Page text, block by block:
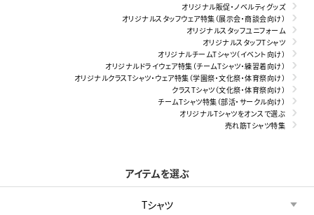
オリジナル販促・ノベルティグッズ
オリジナルスタッフウェア特集（展示会・商談会向け）
オリジナルスタッフユニフォーム
オリジナルスタッフTシャツ
オリジナルチームTシャツ（イベント向け）
オリジナルドライウェア特集（チームTシャツ・練習着向け）
オリジナルクラスTシャツ・ウェア特集（学園祭・文化祭・体育祭向け）
クラスTシャツ（文化祭・体育祭向け）
チームTシャツ特集（部活・サークル向け）
オリジナルTシャツをオンスで選ぶ
売れ筋Tシャツ特集
アイテムを選ぶ
Tシャツ